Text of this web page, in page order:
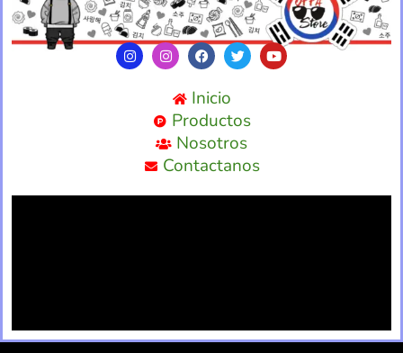
Inicio
Productos
Nosotros
Contactanos